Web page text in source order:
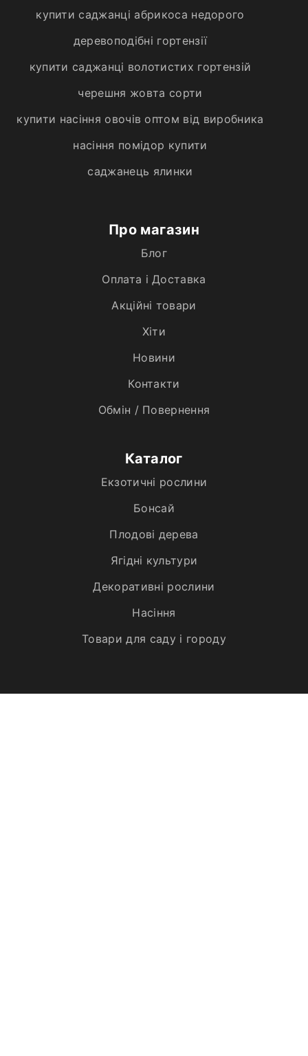
купити саджанці абрикоса недорого
деревоподібні гортензії
купити саджанці волотистих гортензій
черешня жовта сорти
купити насіння овочів оптом від виробника
насіння помідор купити
саджанець ялинки
Про магазин
Блог
Оплата і Доставка
Акційні товари
Хiти
Новини
Контакти
Обмін / Повернення
Каталог
Екзотичні рослини
Бонсай
Плодові дерева
Ягідні культури
Декоративні рослини
Насіння
Товари для саду і городу